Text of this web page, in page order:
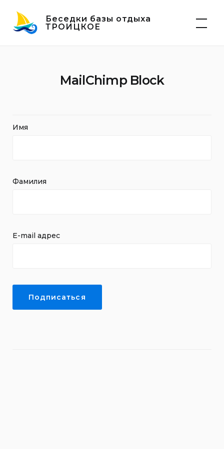
content
Беседки базы отдыха
ТРОИЦКОЕ
MailChimp Block
Имя
Фамилия
E-mail адрес
Подписаться